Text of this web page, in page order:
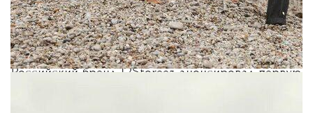
Российский бренд 12Storeez анонсировал первую